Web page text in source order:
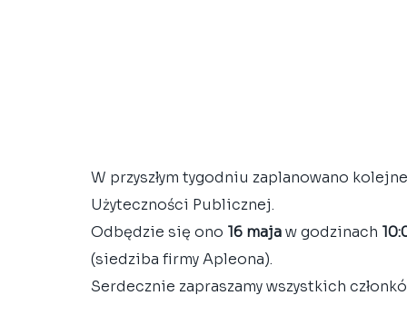
W przyszłym tygodniu zaplanowano
Użyteczności Publicznej.
Odbędzie się ono 16 maja w godzinach
(siedziba firmy Apleona).
Serdecznie zapraszamy wszystkich